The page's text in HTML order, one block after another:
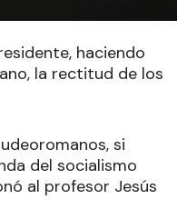
haciendo
la rectitud de los
si
del socialismo
al profesor Jesús